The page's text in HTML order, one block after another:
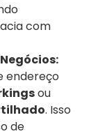
com
endereço
ou
. Isso
de